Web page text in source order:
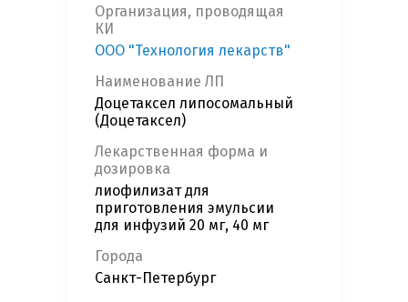
Организация, проводящая
КИ
ООО "Технология лекарств"
Наименование ЛП
Доцетаксел липосомальный
(Доцетаксел)
Лекарственная форма и
дозировка
лиофилизат для
приготовления эмульсии
для инфузий 20 мг, 40 мг
Города
Санкт-Петербург